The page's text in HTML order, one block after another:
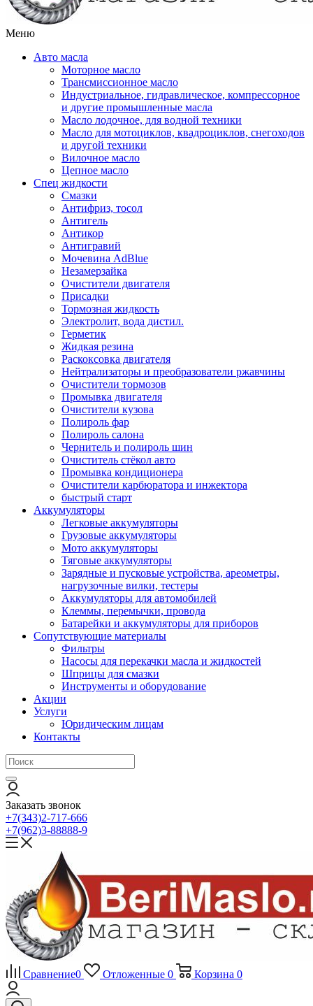
Меню
Авто масла
Моторное масло
Трансмиссионное масло
Индустриальное, гидравлическое, компрессорное
и другие промышленные масла
Масло лодочное, для водной техники
Масло для мотоциклов, квадроциклов, снегоходов
и другой техники
Вилочное масло
Цепное масло
Спец жидкости
Смазки
Антифриз, тосол
Антигель
Антикор
Антигравий
Мочевина AdBlue
Незамерзайка
Очистители двигателя
Присадки
Тормозная жидкость
Электролит, вода дистил.
Герметик
Жидкая резина
Раскоксовка двигателя
Нейтрализаторы и преобразователи ржавчины
Очистители тормозов
Промывка двигателя
Очистители кузова
Полироль фар
Полироль салона
Чернитель и полироль шин
Очиститель стёкол авто
Промывка кондиционера
Очистители карбюратора и инжектора
быстрый старт
Аккумуляторы
Легковые аккумуляторы
Грузовые аккумуляторы
Мото аккумуляторы
Тяговые аккумуляторы
Зарядные и пусковые устройства, ареометры,
нагрузочные вилки, тестеры
Аккумуляторы для автомобилей
Клеммы, перемычки, провода
Батарейки и аккумуляторы для приборов
Сопутствующие материалы
Фильтры
Насосы для перекачки масла и жидкостей
Шприцы для смазки
Инструменты и оборудование
Акции
Услуги
Юридическим лицам
Контакты
Заказать звонок
+7(343)2-717-666
+7(962)3-88888-9
Сравнение0 Отложенные 0 Корзина 0